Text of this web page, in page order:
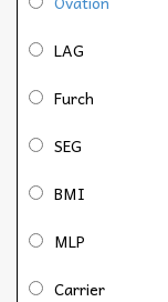
LAG
Furch
SEG
BMI
MLP
Carrier